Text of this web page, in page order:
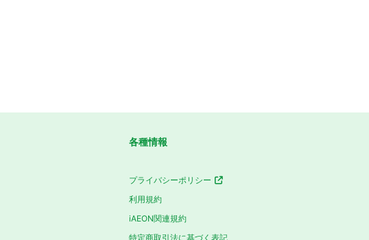
各種情報
プライバシーポリシー
利用規約
iAEON関連規約
特定商取引法に基づく表記